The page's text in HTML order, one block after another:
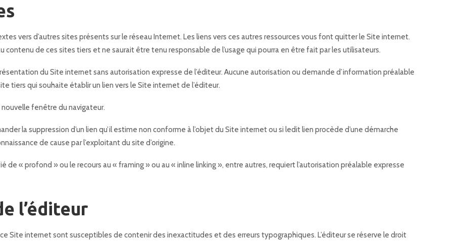
vers d’autres sites présents sur le réseau Internet. Les liens vers ces autres ressources vous font quitter le Site internet.
contenu de ces sites tiers et ne saurait être tenu responsable de l’usage qui pourra en être fait par les utilisateurs.
du Site internet sans autorisation expresse de l’éditeur. Aucune autorisation ou demande d’information préalable
tiers qui souhaite établir un lien vers le Site internet de l’éditeur.
fenêtre du navigateur.
la suppression d’un lien qu’il estime non conforme à l’objet du Site internet ou si ledit lien procède d’une démarche
de cause par l’exploitant du site d’origine.
de « profond » ou le recours au « framing » ou au « inline linking », entre autres, requiert l’autorisation préalable expresse
l’éditeur
Site internet sont susceptibles de contenir des inexactitudes et des erreurs typographiques. L’éditeur se réserve le droit